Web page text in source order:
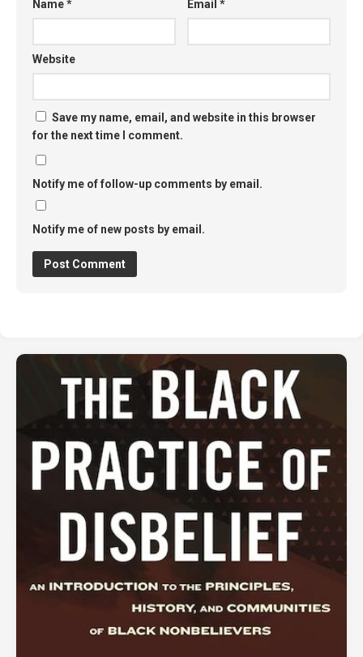
Name* Email*
Website
Save my name, email, and website in this browser
for the next time I comment.
Notify me of follow-up comments by email.
Notify me of new posts by email.